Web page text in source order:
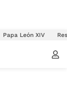
Papa León XIV